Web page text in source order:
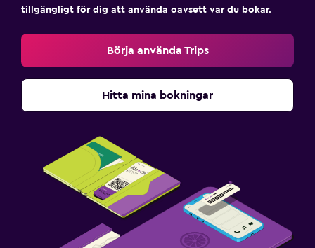
tillgängligt för dig att använda oavsett var du bokar.
Börja använda Trips
Hitta mina bokningar